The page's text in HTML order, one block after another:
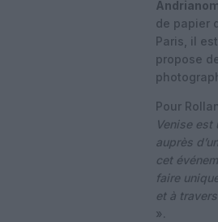
de papier
Paris, il
propose
Pour
Venise
auprès
cet
faire
et à
».